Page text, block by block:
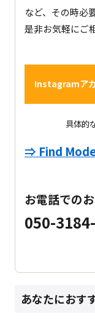
など、その時必
是非お気軽にご
Instagramア
具体的
⇒ Find
お電話での
050-
あなたにおす